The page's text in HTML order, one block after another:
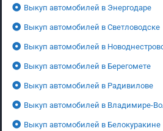
Выкуп автомобилей в Энергодаре
Выкуп автомобилей в Светловодске
Выкуп автомобилей в
Выкуп автомобилей в Берегомете
Выкуп автомобилей в Радивилове
Выкуп автомобилей в Владимире-
Выкуп автомобилей в Белокуракине